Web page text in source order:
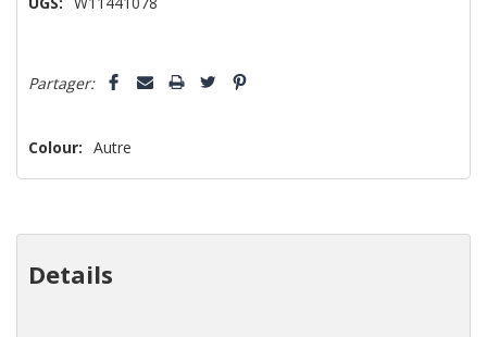
vous!
n’en
reste
que
Partager:
Colour: Autre
Details